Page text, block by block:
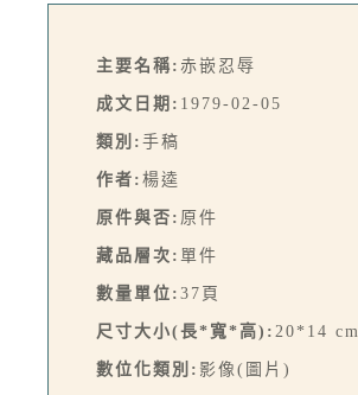
主要名稱: 赤嵌忍辱
成文日期: 1979-02-05
類別: 手稿
作者: 楊逵
原件與否: 原件
藏品層次: 單件
數量單位: 37頁
尺寸大小(長*寬*高): 20*14 cm
數位化類別: 影像(圖片)